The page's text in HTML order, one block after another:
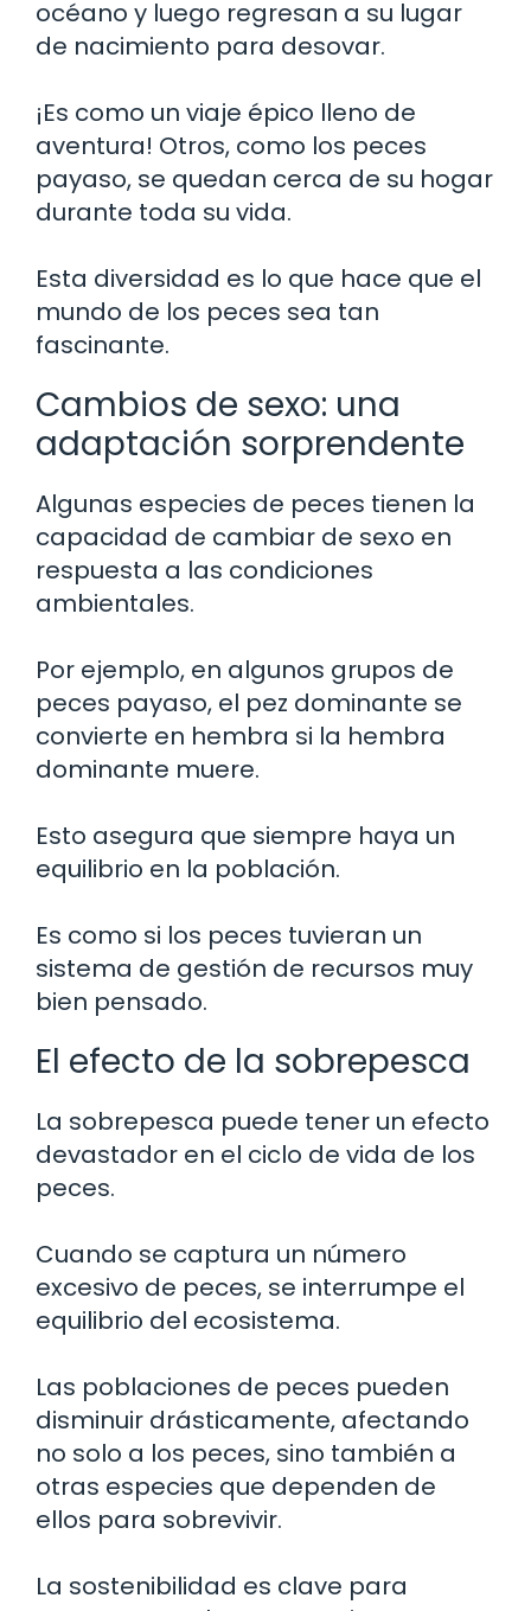
océano y luego regresan a su lugar
de nacimiento para desovar.
¡Es como un viaje épico lleno de
aventura! Otros, como los peces
payaso, se quedan cerca de su hogar
durante toda su vida.
Esta diversidad es lo que hace que el
mundo de los peces sea tan
fascinante.
Cambios de sexo: una
adaptación sorprendente
Algunas especies de peces tienen la
capacidad de cambiar de sexo en
respuesta a las condiciones
ambientales.
Por ejemplo, en algunos grupos de
peces payaso, el pez dominante se
convierte en hembra si la hembra
dominante muere.
Esto asegura que siempre haya un
equilibrio en la población.
Es como si los peces tuvieran un
sistema de gestión de recursos muy
bien pensado.
El efecto de la sobrepesca
La sobrepesca puede tener un efecto
devastador en el ciclo de vida de los
peces.
Cuando se captura un número
excesivo de peces, se interrumpe el
equilibrio del ecosistema.
Las poblaciones de peces pueden
disminuir drásticamente, afectando
no solo a los peces, sino también a
otras especies que dependen de
ellos para sobrevivir.
La sostenibilidad es clave para